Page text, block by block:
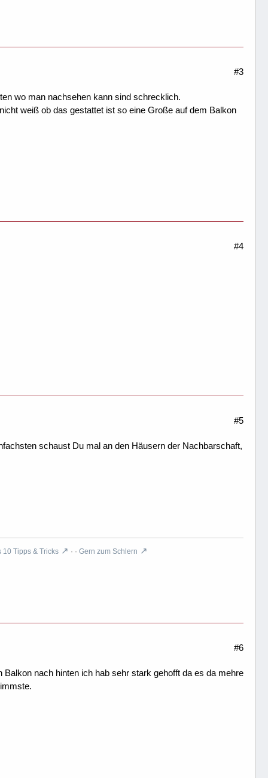
#3
wo man nachsehen kann sind schrecklich.
weiß ob das gestattet ist so eine Große auf dem Balkon
#4
#5
schaust Du mal an den Häusern der Nachbarschaft,
10 Tipps & Tricks · · Gern zum Schlern
#6
nach hinten ich hab sehr stark gehofft da es da mehre